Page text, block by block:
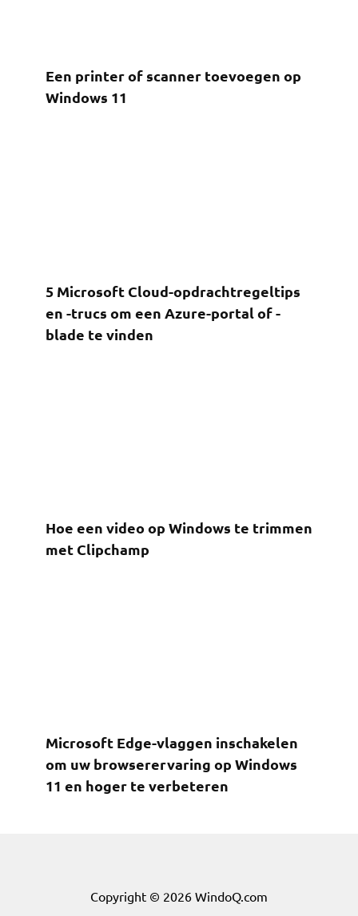
Een printer of scanner toevoegen op
Windows 11
5 Microsoft Cloud-opdrachtregeltips
en -trucs om een ​​Azure-portal of -
blade te vinden
Hoe een video op Windows te trimmen
met Clipchamp
Microsoft Edge-vlaggen inschakelen
om uw browserervaring op Windows
11 en hoger te verbeteren
Copyright © 2026 WindoQ.com